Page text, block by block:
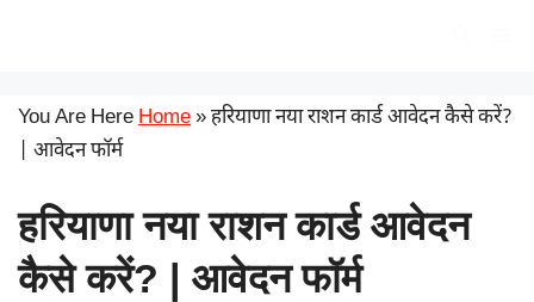
You Are HereHome»हरियाणा नया राशन कार्ड आवेदन कैसे करें?
| आवेदन फॉर्म
हरियाणा नया राशन कार्ड आवेदन
कैसे करें? | आवेदन फॉर्म